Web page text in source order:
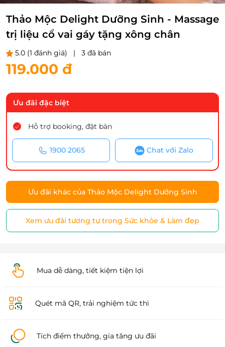
Thảo Mộc Delight Dưỡng Sinh - Massage
trị liệu cổ vai gáy tặng xông chân
5.0 (1 đánh giá) | 3 đã bán
119.000 đ
Ưu đãi đặc biệt
Hỗ trợ booking, đặt bàn
1900 2065 Chat với Zalo
Ưu đãi khác của Thảo Mộc Delight Dưỡng Sinh
Xem ưu đãi tương tự trong Sức khỏe & Làm đẹp
Mua dễ dàng, tiết kiệm tiện lợi
Quét mã QR, trải nghiệm tức thì
Tích điểm thưởng, gia tăng ưu đãi